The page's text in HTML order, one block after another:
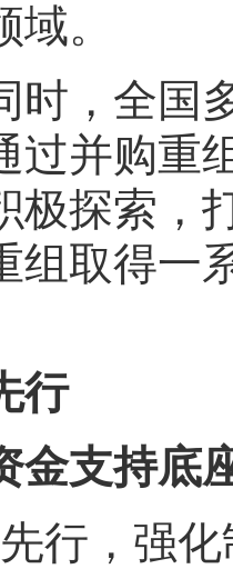
。
，全国多
过并购重
极探索，
组取得一
行
支持底
，强化